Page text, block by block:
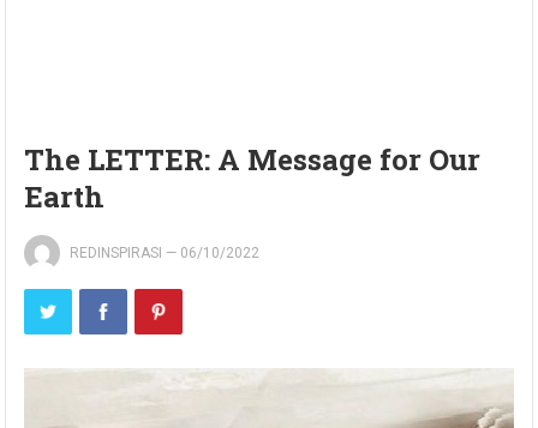
The LETTER: A Message for Our
Earth
REDINSPIRASI — 06/10/2022